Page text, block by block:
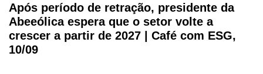
Após período de retração, presidente da
Abeeólica espera que o setor volte a
crescer a partir de 2027 | Café com ESG,
10/09